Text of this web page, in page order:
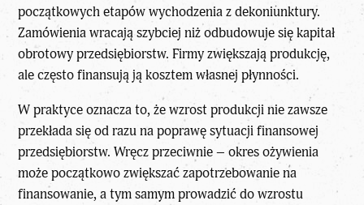
początkowych etapów wychodzenia z dekoniunktury.
Zamówienia wracają szybciej niż odbudowuje się kapitał
obrotowy przedsiębiorstw. Firmy zwiększają produkcję,
ale często finansują ją kosztem własnej płynności.
W praktyce oznacza to, że wzrost produkcji nie zawsze
przekłada się od razu na poprawę sytuacji finansowej
przedsiębiorstw. Wręcz przeciwnie – okres ożywienia
może początkowo zwiększać zapotrzebowanie na
finansowanie, a tym samym prowadzić do wzrostu